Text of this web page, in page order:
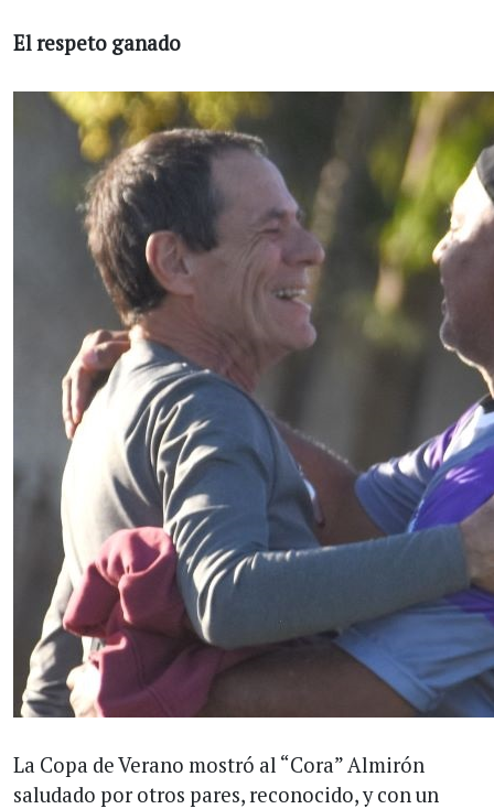
El respeto ganado
La Copa de Verano mostró al “Cora” Almirón
saludado por otros pares, reconocido, y con un